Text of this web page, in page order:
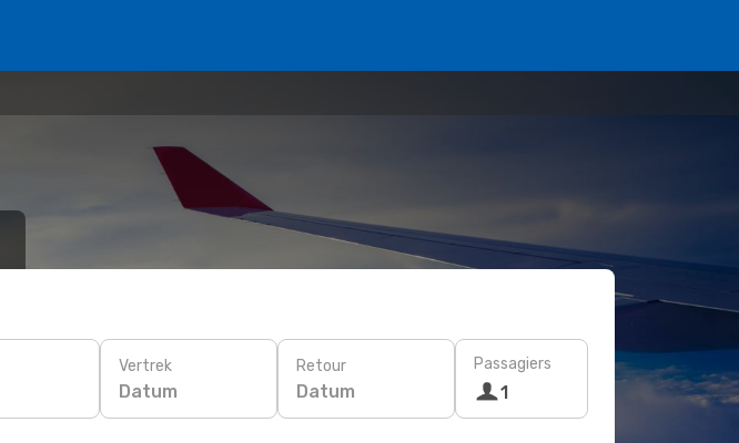
Vertrek
Datum
Retour
Datum
Passagiers
1